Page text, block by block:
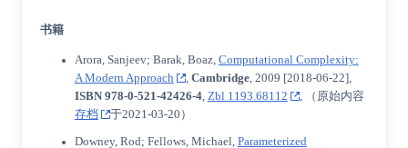
书籍
Arora, Sanjeev; Barak, Boaz, Computational Complexity:
A Modern Approach
, Cambridge, 2009 [2018-06-22],
ISBN978-0-521-42426-4, Zbl 1193.68112
, （原始内容
存档
于2021-03-20）
Downey, Rod; Fellows, Michael Parameterized